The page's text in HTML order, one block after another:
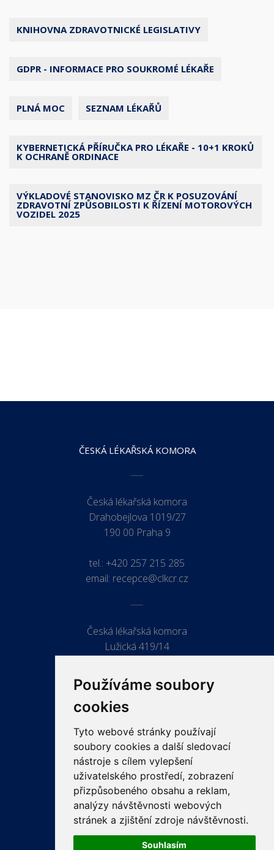
Používáme soubory
cookies
Tyto webové stránky používají
soubory cookies a další sledovací
nástroje s cílem vylepšení
uživatelského prostředí, zobrazení
přizpůsobeného obsahu a reklam,
analýzy návštěvnosti webových
stránek a zjištění zdroje návštěvnosti.
Souhlasím
KNIHOVNA ZDRAVOTNICKÉ LEGISLATIVY
GDPR - INFORMACE PRO SOUKROMÉ LÉKAŘE
PLNÁ MOC SEZNAM LÉKAŘŮ
KYBERNETICKÁ PŘÍRUČKA PRO LÉKAŘE - 10+1 KROKŮ
K OCHRANĚ ORDINACE
VÝKLADOVÉ STANOVISKO MZ ČR K POSUZOVÁNÍ
ZDRAVOTNÍ ZPŮSOBILOSTI K ŘÍZENÍ MOTOROVÝCH
VOZIDEL 2025
ČESKÁ LÉKAŘSKÁ KOMORA
Česká lékařská komora
Drahobejlova 1019/27
190 00 Praha 9
tel.: +420 257 215 285
email: recepce@clkcr.cz
Česká lékařská komora
Lužická 419/14
ODKAZY
PRO LÉKAŘE
PRO VEŘEJNOST
VZDĚLÁVÁNÍ